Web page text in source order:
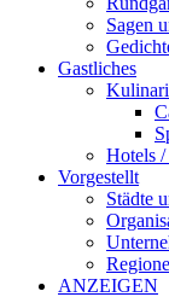
Sagen
Gastliches
Hotels /
Vorgestellt
Städte
ANZEIGEN